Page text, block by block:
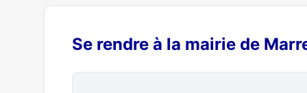
Se rendre à la mairie de